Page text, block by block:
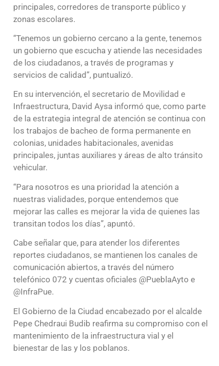
principales, corredores de transporte público y
zonas escolares.
“Tenemos un gobierno cercano a la gente, tenemos
un gobierno que escucha y atiende las necesidades
de los ciudadanos, a través de programas y
servicios de calidad”, puntualizó.
En su intervención, el secretario de Movilidad e
Infraestructura, David Aysa informó que, como parte
de la estrategia integral de atención se continua con
los trabajos de bacheo de forma permanente en
colonias, unidades habitacionales, avenidas
principales, juntas auxiliares y áreas de alto tránsito
vehicular.
“Para nosotros es una prioridad la atención a
nuestras vialidades, porque entendemos que
mejorar las calles es mejorar la vida de quienes las
transitan todos los días”, apuntó.
Cabe señalar que, para atender los diferentes
reportes ciudadanos, se mantienen los canales de
comunicación abiertos, a través del número
telefónico 072 y cuentas oficiales @PueblaAyto e
@InfraPue.
El Gobierno de la Ciudad encabezado por el alcalde
Pepe Chedraui Budib reafirma su compromiso con el
mantenimiento de la infraestructura vial y el
bienestar de las y los poblanos.